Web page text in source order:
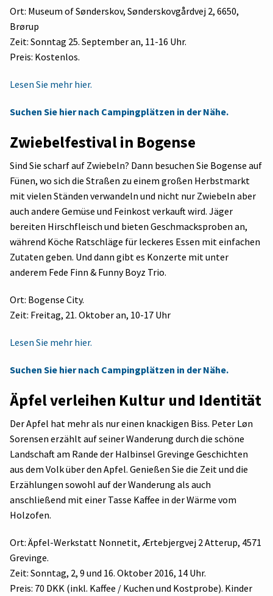
Ort: Museum of Sønderskov, Sønderskovgårdvej 2, 6650,
Brørup
Zeit: Sonntag 25. September an, 11-16 Uhr.
Preis: Kostenlos.
Lesen Sie mehr hier.
Suchen Sie hier nach Campingplätzen in der Nähe.
Zwiebelfestival in Bogense
Sind Sie scharf auf Zwiebeln? Dann besuchen Sie Bogense auf
Fünen, wo sich die Straßen zu einem großen Herbstmarkt
mit vielen Ständen verwandeln und nicht nur Zwiebeln aber
auch andere Gemüse und Feinkost verkauft wird. Jäger
bereiten Hirschfleisch und bieten Geschmacksproben an,
während Köche Ratschläge für leckeres Essen mit einfachen
Zutaten geben. Und dann gibt es Konzerte mit unter
anderem Fede Finn & Funny Boyz Trio.
Ort: Bogense City.
Zeit: Freitag, 21. Oktober an, 10-17 Uhr
Lesen Sie mehr hier.
Suchen Sie hier nach Campingplätzen in der Nähe.
Äpfel verleihen Kultur und Identität
Der Apfel hat mehr als nur einen knackigen Biss. Peter Løn
Sorensen erzählt auf seiner Wanderung durch die schöne
Landschaft am Rande der Halbinsel Grevinge Geschichten
aus dem Volk über den Apfel. Genießen Sie die Zeit und die
Erzählungen sowohl auf der Wanderung als auch
anschließend mit einer Tasse Kaffee in der Wärme vom
Holzofen.
Ort: Äpfel-Werkstatt Nonnetit, Ærtebjergvej 2 Atterup, 4571
Grevinge.
Zeit: Sonntag, 2, 9 und 16. Oktober 2016, 14 Uhr.
Preis: 70 DKK (inkl. Kaffee / Kuchen und Kostprobe). Kinder